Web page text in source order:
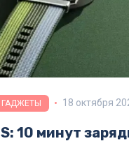
ГАДЖЕТЫ 18 октября
10 минут